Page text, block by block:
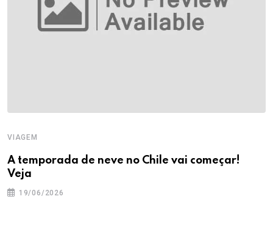
VIAGEM
A temporada de neve no Chile vai começar!
Veja
19/06/2026